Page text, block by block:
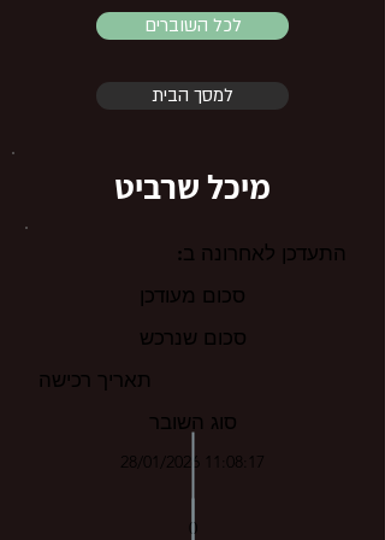
לכל השוברים
למסך הבית
מיכל שרביט
התעדכן לאחרונה ב:
סכום מעודכן
סכום שנרכש
תאריך רכישה
סוג השובר
28/01/2026 11:08:17
0